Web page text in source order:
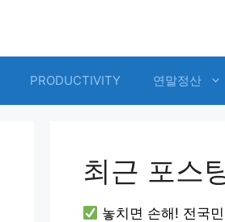
PRODUCTIVITY 연말정산
최근 포스
놓치면 손해! 전국